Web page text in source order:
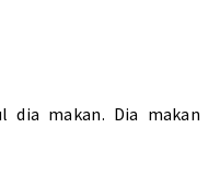
dia makan. Dia makan